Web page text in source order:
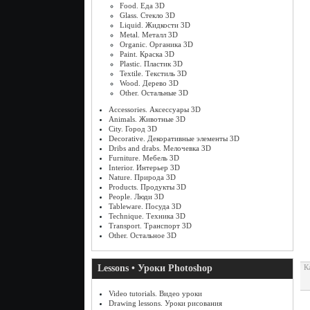
Food. Еда 3D
Glass. Стекло 3D
Liquid. Жидкости 3D
Metal. Металл 3D
Organic. Органика 3D
Paint. Краска 3D
Plastic. Пластик 3D
Textile. Текстиль 3D
Wood. Дерево 3D
Other. Остальные 3D
Accessories. Аксессуары 3D
Animals. Животные 3D
City. Город 3D
Decorative. Декоративные элементы 3D
Dribs and drabs. Мелочевка 3D
Furniture. Мебель 3D
Interior. Интерьер 3D
Nature. Природа 3D
Products. Продукты 3D
People. Люди 3D
Tableware. Посуда 3D
Technique. Техника 3D
Transport. Транспорт 3D
Other. Остальное 3D
Lessons • Уроки Photoshop
Video tutorials. Видео уроки
Drawing lessons. Уроки рисования